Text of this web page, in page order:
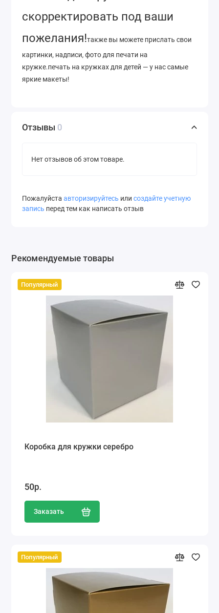
скорректировать под ваши
пожелания!также вы можете прислать свои
картинки, надписи, фото для печати на
кружке.печать на кружках для детей — у нас самые
яркие макеты!
Отзывы 0
Нет отзывов об этом товаре.
Пожалуйста авторизируйтесь или создайте учетную
запись перед тем как написать отзыв
Рекомендуемые товары
Популярный
Коробка для кружки серебро
50р.
Заказать
Популярный